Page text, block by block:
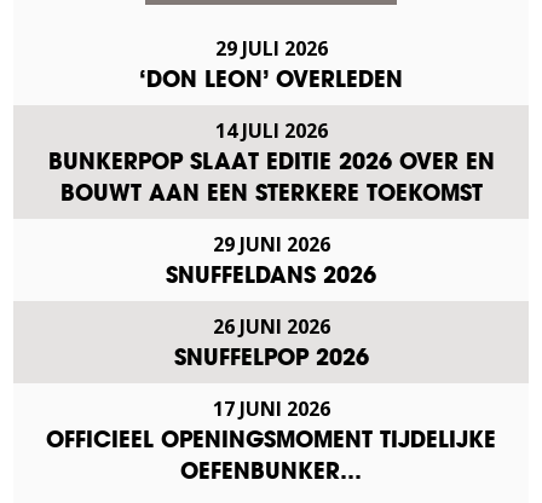
29 JULI 2026
‘DON LEON’ OVERLEDEN
14 JULI 2026
BUNKERPOP SLAAT EDITIE 2026 OVER EN
BOUWT AAN EEN STERKERE TOEKOMST
29 JUNI 2026
SNUFFELDANS 2026
26 JUNI 2026
SNUFFELPOP 2026
17 JUNI 2026
OFFICIEEL OPENINGSMOMENT TIJDELIJKE
OEFENBUNKER…